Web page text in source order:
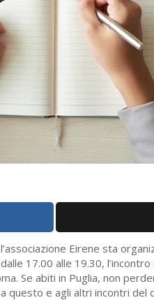
Eirene sta
17.00 alle 19.30,
Se abiti in Puglia, non
e agli altri incontri del